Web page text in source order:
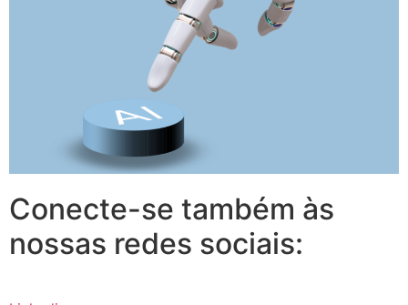
Conecte-se também às
nossas redes sociais: